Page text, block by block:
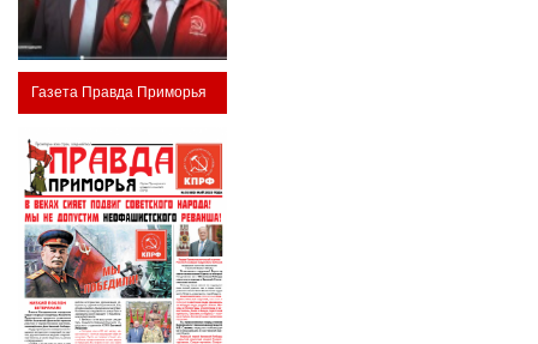
Газета Правда Приморья